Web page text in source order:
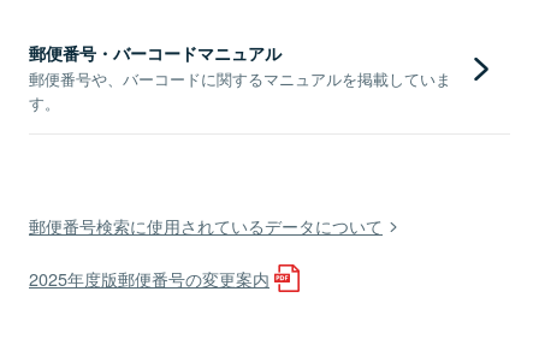
郵便番号・バーコードマニュアル
郵便番号や、バーコードに関するマニュアルを掲載していま
す。
郵便番号検索に使用されているデータについて
2025年度版郵便番号の変更案内